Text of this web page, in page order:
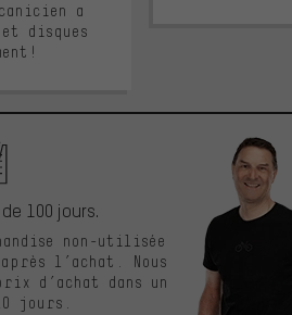
a
et disques
100 jours.
non-utilisée
l’achat. Nous
d’achat dans un
jours.